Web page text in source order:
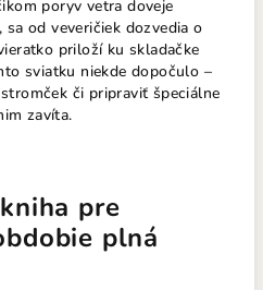
poryv vetra doveje
od veveričiek dozvedia o
priloží ku skladačke
sviatku niekde dopočulo –
či pripraviť špeciálne
zavíta.
pre
plná